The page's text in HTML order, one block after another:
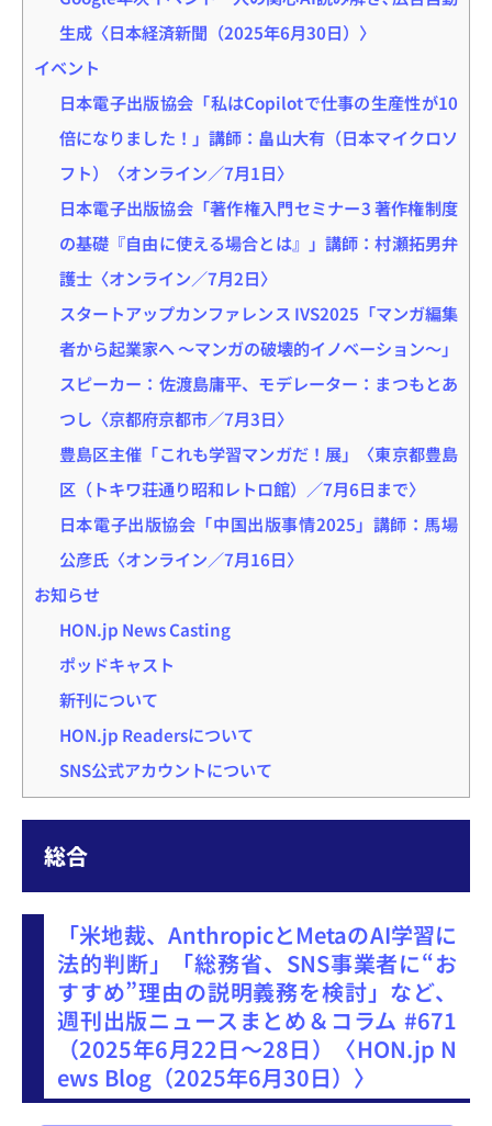
生成〈日本経済新聞（2025年6月30日）〉
イベント
日本電子出版協会「私はCopilotで仕事の生産性が10
倍になりました！」講師：畠山大有（日本マイクロソ
フト）〈オンライン／7月1日〉
日本電子出版協会「著作権入門セミナー3 著作権制度
の基礎『自由に使える場合とは』」講師：村瀬拓男弁
護士〈オンライン／7月2日〉
スタートアップカンファレンス IVS2025「マンガ編集
者から起業家へ ～マンガの破壊的イノベーション～」
スピーカー：佐渡島庸平、モデレーター：まつもとあ
つし〈京都府京都市／7月3日〉
豊島区主催「これも学習マンガだ！展」〈東京都豊島
区（トキワ荘通り昭和レトロ館）／7月6日まで〉
日本電子出版協会「中国出版事情2025」講師：馬場
公彦氏〈オンライン／7月16日〉
お知らせ
HON.jp News Casting
ポッドキャスト
新刊について
HON.jp Readersについて
SNS公式アカウントについて
総合
「米地裁、AnthropicとMetaのAI学習に
法的判断」「総務省、SNS事業者に“お
すすめ”理由の説明義務を検討」など、
週刊出版ニュースまとめ＆コラム #671
（2025年6月22日～28日）〈HON.jp N
ews Blog（2025年6月30日）〉